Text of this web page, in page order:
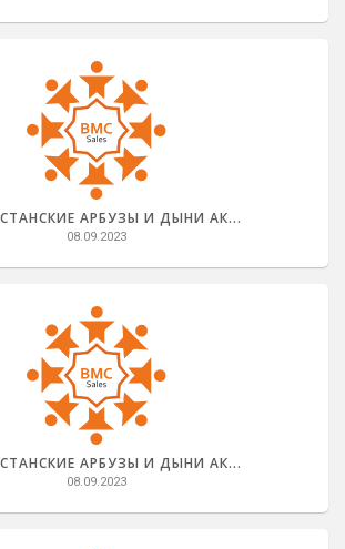
АРБУЗЫ И ДЫНИ АК...
08.09.2023
АРБУЗЫ И ДЫНИ АК...
08.09.2023